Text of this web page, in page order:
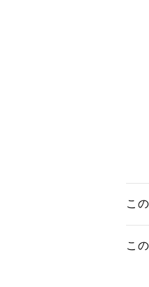
こ
こ